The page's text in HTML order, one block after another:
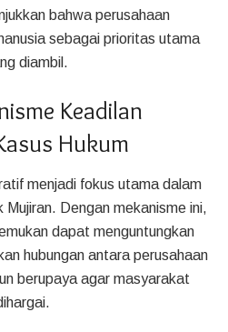
bahwa perusahaan
sebagai prioritas utama
diambil.
Keadilan
Hukum
menjadi fokus utama dalam
Dengan mekanisme ini,
dapat menguntungkan
hubungan antara perusahaan
berupaya agar masyarakat